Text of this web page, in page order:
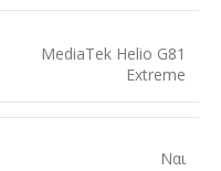
MediaTek Helio G81
Extreme
Ναι